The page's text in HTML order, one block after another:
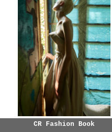
CR Fashion Book